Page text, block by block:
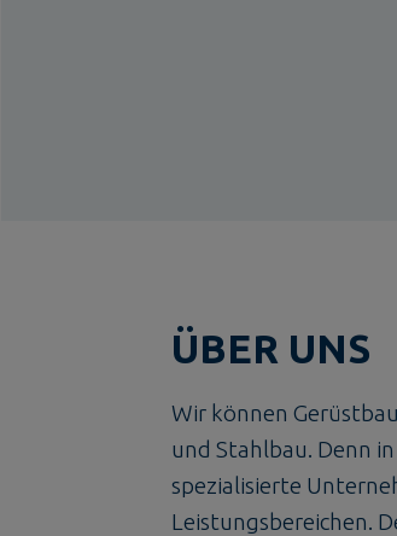
ÜBER UNS
Wir können
und Stahlbau. Denn
spezialisierte
Leistungsbereichen.